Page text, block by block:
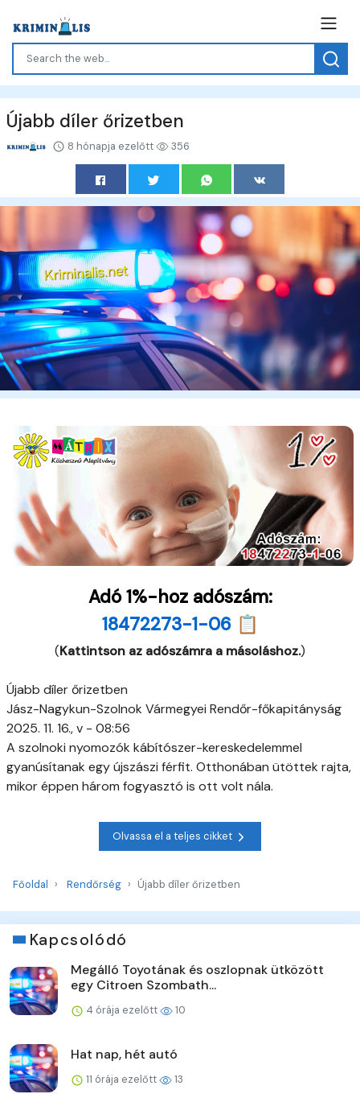
Újabb díler őrizetben
8 hónapja ezelőtt 356
Adó 1%-hoz adószám:
18472273-1-06 📋
(Kattintson az adószámra a másoláshoz.)
Újabb díler őrizetben
Jász-Nagykun-Szolnok Vármegyei Rendőr-főkapitányság
2025. 11. 16., v - 08:56
A szolnoki nyomozók kábítószer-kereskedelemmel
gyanúsítanak egy újszászi férfit. Otthonában ütöttek rajta,
mikor éppen három fogyasztó is ott volt nála.
Olvassa el a teljes cikket
Főoldal Rendőrség Újabb díler őrizetben
Kapcsolódó
Megálló Toyotának és oszlopnak ütközött
egy Citroen Szombath...
4 órája ezelőtt 10
Hat nap, hét autó
11 órája ezelőtt 13